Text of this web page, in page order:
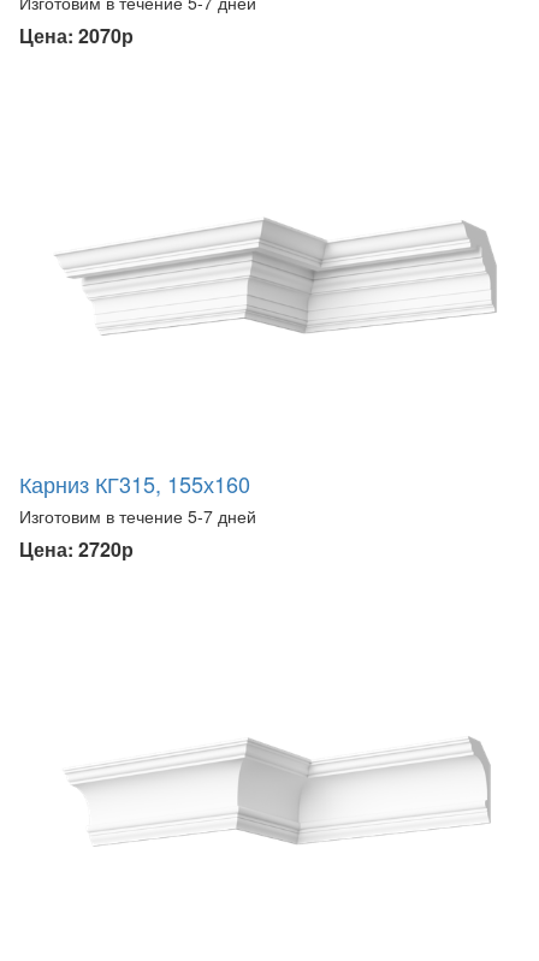
Цена: 2070р
Карниз КГ315, 155х160
Изготовим в течение 5-7 дней
Цена: 2720р